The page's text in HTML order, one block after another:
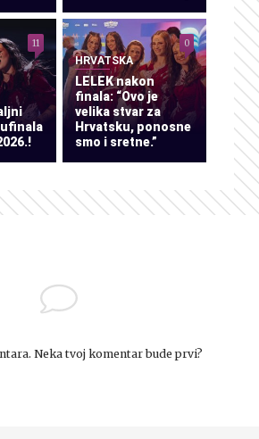
11
HRVATSKA
LELEK nakon
finala: “Ovo je
velika stvar za
Hrvatsku, ponosne
smo i sretne.”
0
Neka tvoj komentar bude prvi?